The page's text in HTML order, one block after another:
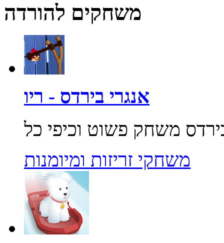
משחקים להורדה
אנגרי בירדס - ריו
משחקי זריזות ומיומנות